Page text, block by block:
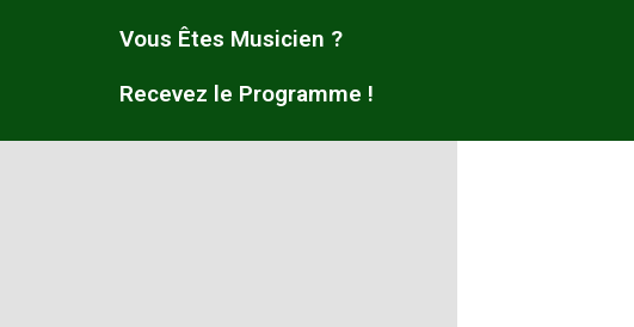
Vous Êtes Musicien ?
Recevez le Programme !